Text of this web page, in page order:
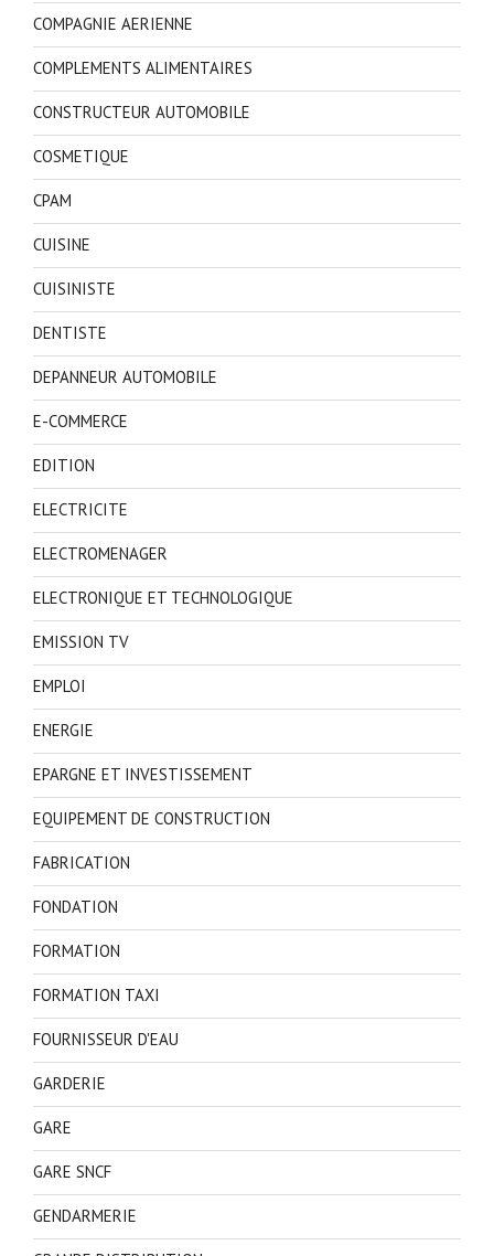
COMPAGNIE AERIENNE
COMPLEMENTS ALIMENTAIRES
CONSTRUCTEUR AUTOMOBILE
COSMETIQUE
CPAM
CUISINE
CUISINISTE
DENTISTE
DEPANNEUR AUTOMOBILE
E-COMMERCE
EDITION
ELECTRICITE
ELECTROMENAGER
ELECTRONIQUE ET TECHNOLOGIQUE
EMISSION TV
EMPLOI
ENERGIE
EPARGNE ET INVESTISSEMENT
EQUIPEMENT DE CONSTRUCTION
FABRICATION
FONDATION
FORMATION
FORMATION TAXI
FOURNISSEUR D'EAU
GARDERIE
GARE
GARE SNCF
GENDARMERIE